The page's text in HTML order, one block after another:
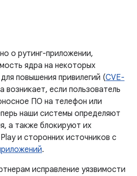
о рутинг-приложении,
ядра на некоторых
повышения привилегий (CVE-
возникает, если пользователь
ПО на телефон или
наши системы определяют
а также блокируют их
и сторонних источников с
.
исправление уязвимости